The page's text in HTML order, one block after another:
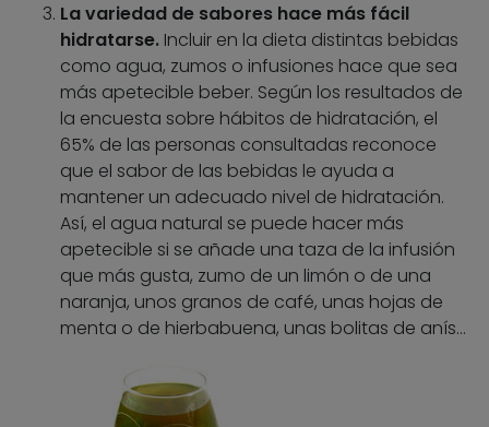
La variedad de sabores hace más fácil
hidratarse. Incluir en la dieta distintas bebidas
como agua, zumos o infusiones hace que sea
más apetecible beber. Según los resultados de
la encuesta sobre hábitos de hidratación, el
65% de las personas consultadas reconoce
que el sabor de las bebidas le ayuda a
mantener un adecuado nivel de hidratación.
Así, el agua natural se puede hacer más
apetecible si se añade una taza de la infusión
que más gusta, zumo de un limón o de una
naranja, unos granos de café, unas hojas de
menta o de hierbabuena, unas bolitas de anís…